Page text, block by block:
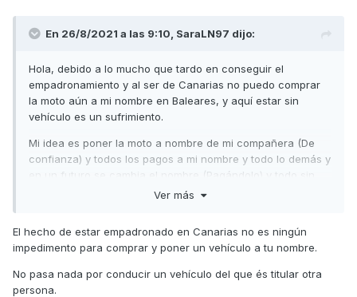
En 26/8/2021 a las 9:10, SaraLN97 dijo:
Hola, debido a lo mucho que tardo en conseguir el
empadronamiento y al ser de Canarias no puedo comprar
la moto aún a mi nombre en Baleares, y aquí estar sin
vehículo es un sufrimiento.
Mi idea es poner la moto a nombre de mi compañera (De
confianza) y todos los pagos a mi nombre y todo lo demás y
en un futuro se cambia el nombre (Pagándolo) y todo sin
¿Pasa algo si me paran y no está a mi nombre la moto?
Ver más
El hecho de estar empadronado en Canarias no es ningún
impedimento para comprar y poner un vehículo a tu nombre.
No pasa nada por conducir un vehículo del que és titular otra
persona.